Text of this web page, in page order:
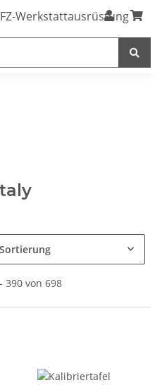
390 von 698